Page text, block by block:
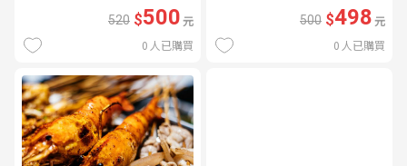
520 $500元
0 人已購買
500 $498元
0 人已購買